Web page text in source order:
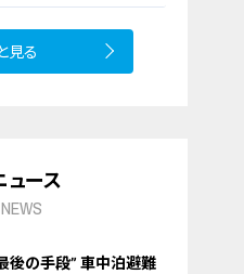
見る
ース
後の手段” 車中泊避難